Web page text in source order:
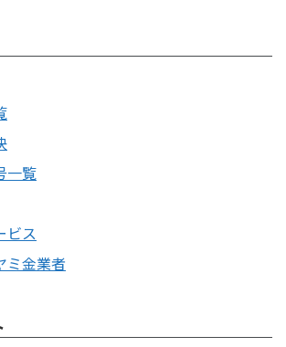
一覧
ビス
ミ金業者